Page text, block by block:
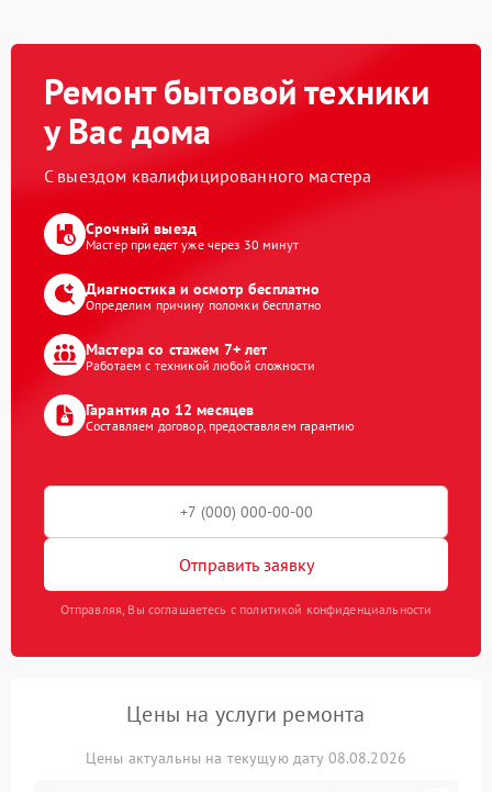
Ремонт бытовой техники
у Вас дома
С выездом квалифицированного мастера
Срочный выезд
Мастер приедет уже через 30 минут
Диагностика и осмотр бесплатно
Определим причину поломки бесплатно
Мастера со стажем 7+ лет
Работаем с техникой любой сложности
Гарантия до 12 месяцев
Составляем договор, предоставляем гарантию
Отправить заявку
Отправляя, Вы соглашаетесь с политикой конфиденциальности
Цены на услуги ремонта
Цены актуальны на текущую дату 08.08.2026